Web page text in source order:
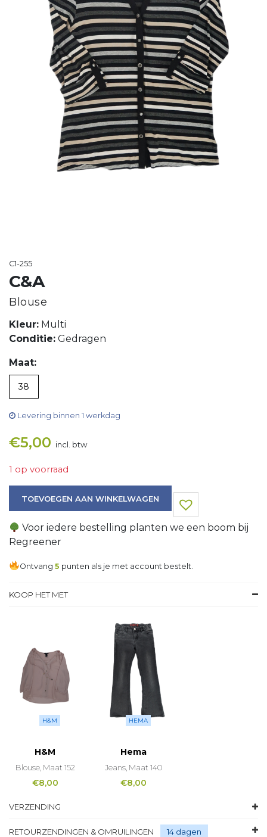
C1-255
C&A
Blouse
Kleur: Multi
Conditie: Gedragen
Maat:
38
Levering binnen 1 werkdag
€5,00 incl. btw
1 op voorraad
TOEVOEGEN AAN WINKELWAGEN
Voor iedere bestelling planten we een boom bij
Regreener
Ontvang5 punten als je met account bestelt.
KOOP HET MET
H&M
H&M
Blouse, Maat 152
€8,00
HEMA
Hema
Jeans, Maat 140
€8,00
VERZENDING
RETOURZENDINGEN & OMRUILINGEN 14 dagen